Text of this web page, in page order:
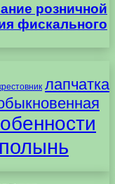
розничной
фискального
лапчатка
полынь